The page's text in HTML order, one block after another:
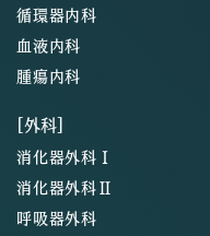
循環器内科
血液内科
腫瘍内科
[外科]
消化器外科Ⅰ
消化器外科Ⅱ
呼吸器外科